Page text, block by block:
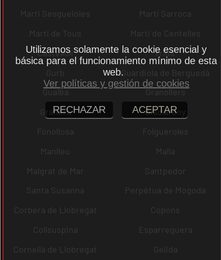
Martí Sesgueioles
Martí Sarroca
Martí de Tous
Martí de Centelles
Castellolí
rrius
Gurb
Guardiola de Berguedà
Gualba
Granollers
Granera
Gisclareny
Fonollosa
Folgueroles
Manlleu
Malla
Malgrat de Mar
Santpedor
Santa Susanna
Perpètua de Mogoda
Corbera de Llobregat
Copons
Collsuspina
Esparreguera
Cornellà de Llobregat
Gelida
Utilizamos solamente la cookie esencial y
básica para el funcionamiento mínimo de esta
web.
Ver políticas y gestión de cookies
RECHAZAR ACEPTAR